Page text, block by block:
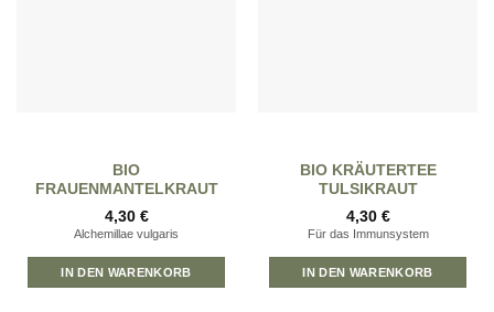
BIO
FRAUENMANTELKRAUT
4,30 €
Alchemillae vulgaris
IN DEN WARENKORB
BIO KRÄUTERTEE
TULSIKRAUT
4,30 €
Für das Immunsystem
IN DEN WARENKORB